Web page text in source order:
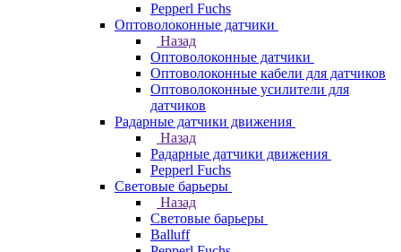
Pepperl Fuchs
Оптоволоконные датчики
Назад
Оптоволоконные датчики
Оптоволоконные кабели для датчиков
Оптоволоконные усилители для
датчиков
Радарные датчики движения
Назад
Радарные датчики движения
Pepperl Fuchs
Световые барьеры
Назад
Световые барьеры
Balluff